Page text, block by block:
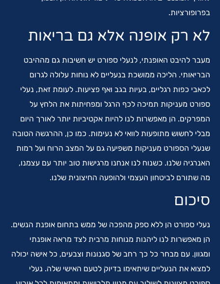
בפרופורציות.
לא רק אופנה אלא גם בריאות
מעבר להיבט האופנתי, לנעלי ספורט יש חשיבות גם מההיבט
הבריאותי. הליכה ממושכת בנעליים לא נוחות עלולה לגרום
לכאבי כפות רגליים, בעיות בגב ואף פציעות. לעומת זאת, נעלי
ספורט מעניקות תמיכה לכף הרגל ומפחיתות את הלחץ על
המפרקים. הן מאפשרות לנו להיות אקטיביות יותר לאורך היום
מבלי לחשוש מתופעות לוואי לא נעימות. כמו כן, ההרגשה הטובה
שנעלי הספורט מעניקות משפיעה גם על המצב הרוח ועל רמות
האנרגיה שלנו. כשנוח לנו אנחנו מרגישות טוב יותר עם עצמנו,
מה שתורם לביטחון העצמי ולהופעה החיצונית שלנו.
סיכום
נעלי ספורט הן ללא ספק מהפכה של ממש בתחום אופנת הנשים.
הן מאפשרות לנו ליהנות מנוחות מרבית לצד מראה אופנתי
ומגוון. עם מבחר כל כך רחב של סגנונות וצבעים, כל אישה יכולה
למצוא את הנעליים שיתאימו בדיוק לטעם האישי שלה. נעלי